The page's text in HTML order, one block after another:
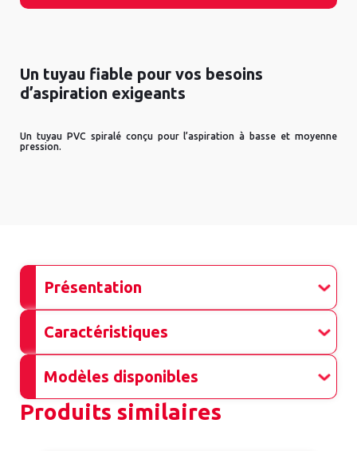
Un tuyau fiable pour vos besoins
d’aspiration exigeants
Un tuyau PVC spiralé conçu pour l’aspiration à basse et moyenne
pression.
Présentation
Caractéristiques
Modèles disponibles
Produits similaires